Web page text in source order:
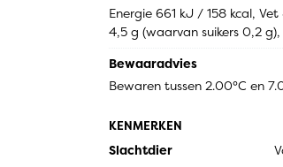
Energie 661 kJ / 158 kcal,
4,5 g (waarvan suikers 0,2
Bewaaradvies
Bewaren tussen 2.00°C en
KENMERKEN
Slachtdier